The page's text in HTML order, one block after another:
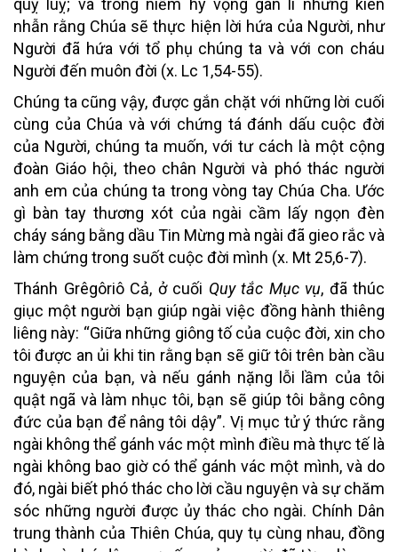
nhẫn rằng Chúa sẽ thực hiện lời hứa của Người, như
Người đã hứa với tổ phụ chúng ta và với con cháu
Người đến muôn đời (x. Lc 1,54-55).
Chúng ta cũng vậy, được gắn chặt với những lời cuối
cùng của Chúa và với chứng tá đánh dấu cuộc đời
của Người, chúng ta muốn, với tư cách là một cộng
đoàn Giáo hội, theo chân Người và phó thác người
anh em của chúng ta trong vòng tay Chúa Cha. Ước
gì bàn tay thương xót của ngài cầm lấy ngọn đèn
cháy sáng bằng dầu Tin Mừng mà ngài đã gieo rắc và
làm chứng trong suốt cuộc đời mình (x. Mt 25,6-7).
Thánh Grêgôriô Cả, ở cuối Quy tắc Mục vụ, đã thúc
giục một người bạn giúp ngài việc đồng hành thiêng
liêng này: “Giữa những giông tố của cuộc đời, xin cho
tôi được an ủi khi tin rằng bạn sẽ giữ tôi trên bàn cầu
nguyện của bạn, và nếu gánh nặng lỗi lầm của tôi
quật ngã và làm nhục tôi, bạn sẽ giúp tôi bằng công
đức của bạn để nâng tôi dậy”. Vị mục tử ý thức rằng
ngài không thể gánh vác một mình điều mà thực tế là
ngài không bao giờ có thể gánh vác một mình, và do
đó, ngài biết phó thác cho lời cầu nguyện và sự chăm
sóc những người được ủy thác cho ngài. Chính Dân
trung thành của Thiên Chúa, quy tụ cùng nhau, đồng